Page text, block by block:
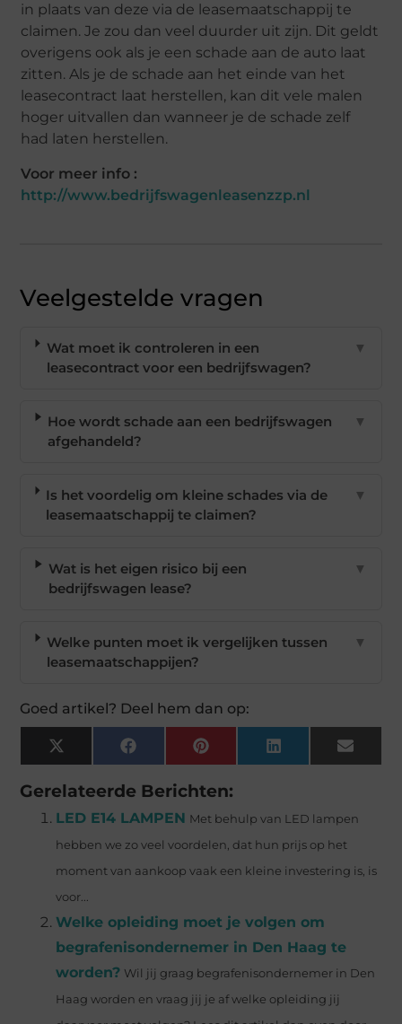
in plaats van deze via de leasemaatschappij te
claimen. Je zou dan veel duurder uit zijn. Dit geldt
overigens ook als je een schade aan de auto laat
zitten. Als je de schade aan het einde van het
leasecontract laat herstellen, kan dit vele malen
hoger uitvallen dan wanneer je de schade zelf
had laten herstellen.
Voor meer info :
http://www.bedrijfswagenleasenzzp.nl
Veelgestelde vragen
Wat moet ik controleren in een
leasecontract voor een bedrijfswagen?
▼
Hoe wordt schade aan een bedrijfswagen
afgehandeld?
▼
Is het voordelig om kleine schades via de
leasemaatschappij te claimen?
▼
Wat is het eigen risico bij een
bedrijfswagen lease?
▼
Welke punten moet ik vergelijken tussen
leasemaatschappijen?
▼
Goed artikel? Deel hem dan op:
X
(Twitter)
FacebookPinterest LinkedIn Email
Gerelateerde Berichten:
LED E14 LAMPEN Met behulp van LED lampen
hebben we zo veel voordelen, dat hun prijs op het
moment van aankoop vaak een kleine investering is, is
voor...
Welke opleiding moet je volgen om
begrafenisondernemer in Den Haag te
worden? Wil jij graag begrafenisondernemer in Den
Haag worden en vraag jij je af welke opleiding jij